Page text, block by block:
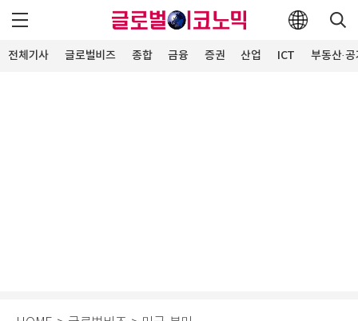
전체기사 글로벌비즈 종합 금융 증권 산업 ICT 부동산·